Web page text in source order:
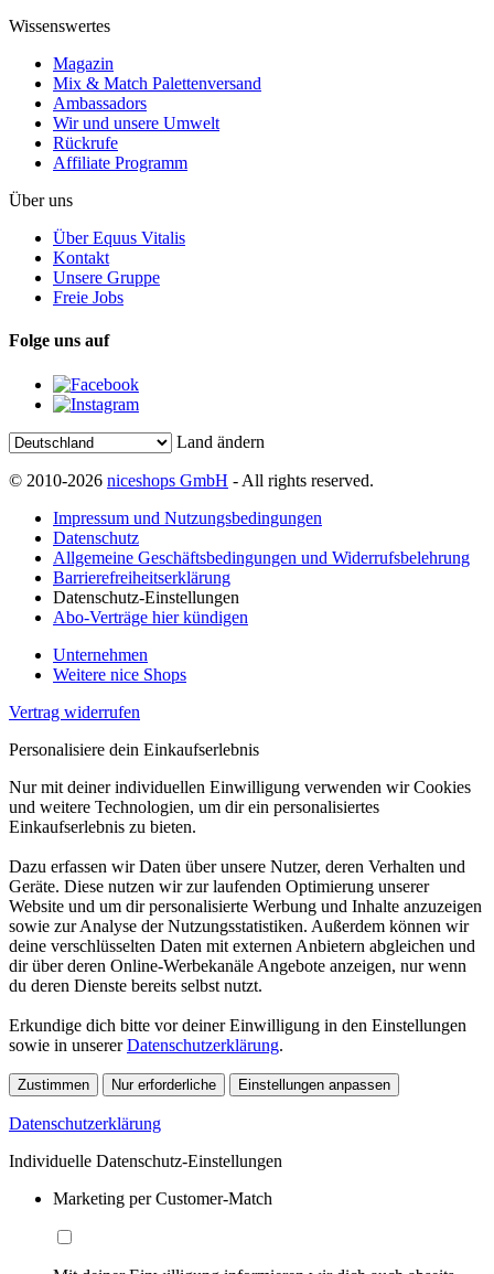
Wissenswertes
Magazin
Mix & Match Palettenversand
Ambassadors
Wir und unsere Umwelt
Rückrufe
Affiliate Programm
Über uns
Über Equus Vitalis
Kontakt
Unsere Gruppe
Freie Jobs
Folge uns auf
Land ändern
© 2010-2026 niceshops GmbH - All rights reserved.
Impressum und Nutzungsbedingungen
Datenschutz
Allgemeine Geschäftsbedingungen und Widerrufsbelehrung
Barrierefreiheitserklärung
Datenschutz-Einstellungen
Abo-Verträge hier kündigen
Unternehmen
Weitere nice Shops
Vertrag widerrufen
Personalisiere dein Einkaufserlebnis
Nur mit deiner individuellen Einwilligung verwenden wir Cookies
und weitere Technologien, um dir ein personalisiertes
Einkaufserlebnis zu bieten.
Dazu erfassen wir Daten über unsere Nutzer, deren Verhalten und
Geräte. Diese nutzen wir zur laufenden Optimierung unserer
Website und um dir personalisierte Werbung und Inhalte anzuzeigen
sowie zur Analyse der Nutzungsstatistiken. Außerdem können wir
deine verschlüsselten Daten mit externen Anbietern abgleichen und
dir über deren Online-Werbekanäle Angebote anzeigen, nur wenn
du deren Dienste bereits selbst nutzt.
Erkundige dich bitte vor deiner Einwilligung in den Einstellungen
sowie in unsererDatenschutzerklärung.
Zustimmen Nur erforderliche Einstellungen anpassen
Datenschutzerklärung
Individuelle Datenschutz-Einstellungen
Marketing per Customer-Match